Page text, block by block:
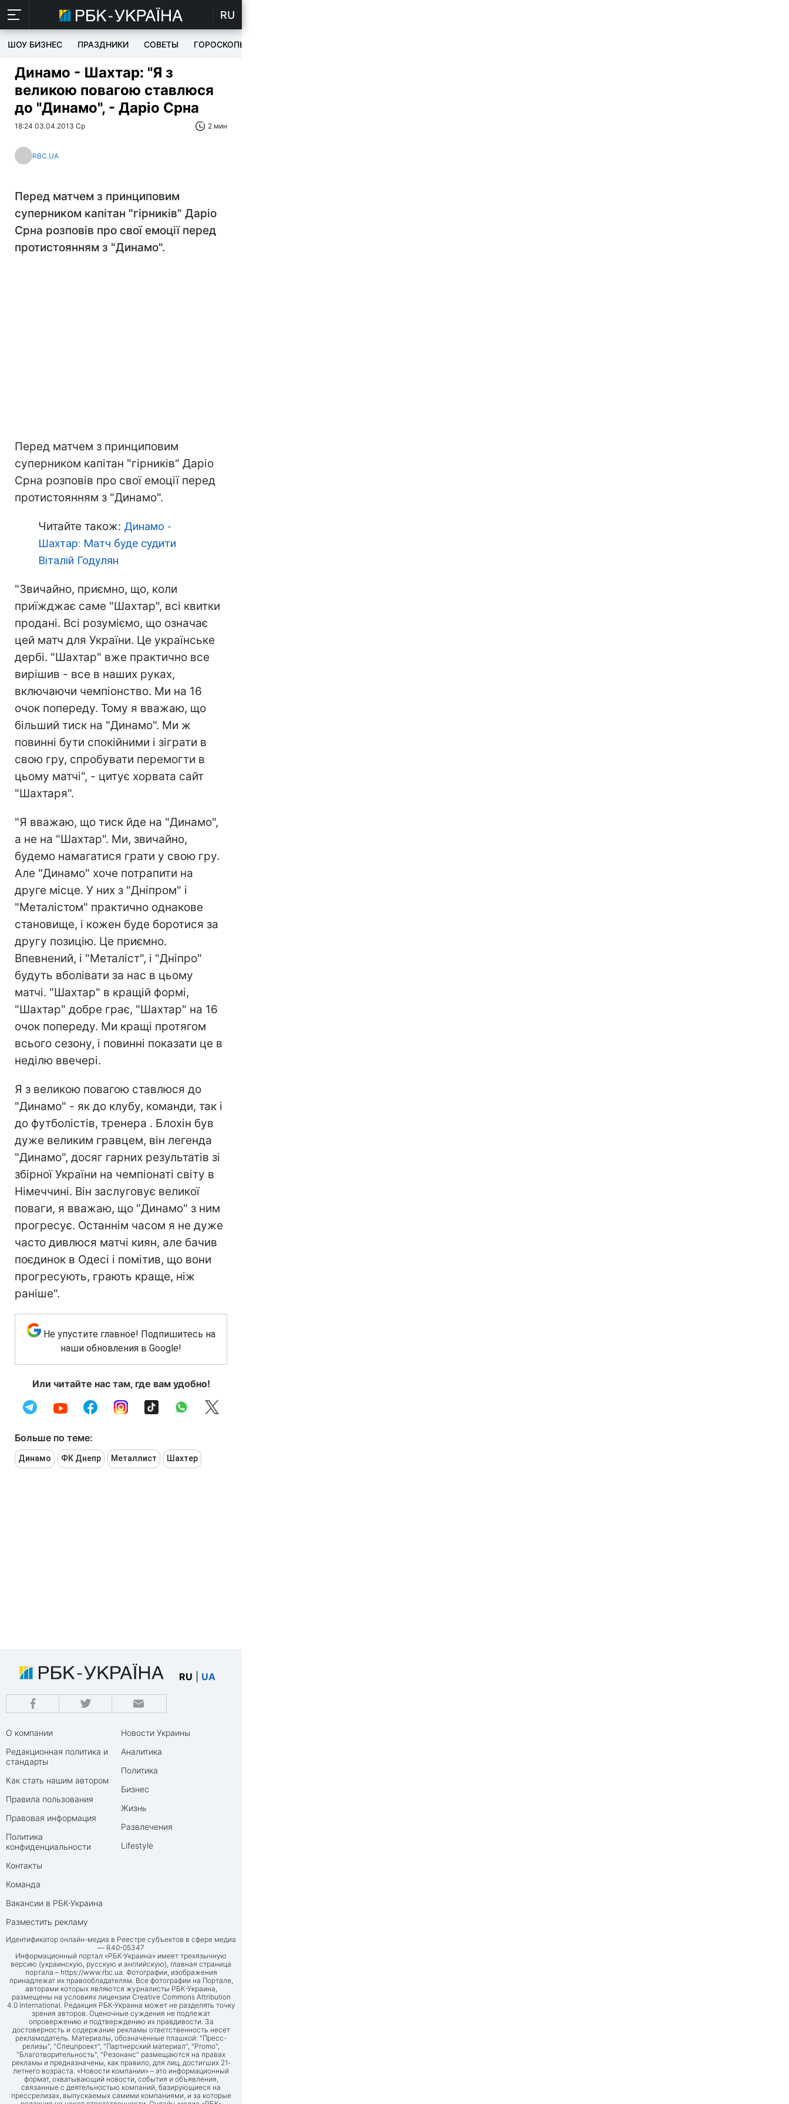
RU
ШОУ БИЗНЕС ПРАЗДНИКИ СОВЕТЫ ГОРОСКОПЫ
Динамо - Шахтар: "Я з
великою повагою ставлюся
до "Динамо", - Даріо Срна
18:24 03.04.2013 Ср 2 мин
RBC.UA
Перед матчем з принциповим
суперником капітан "гірників" Даріо
Срна розповів про свої емоції перед
протистоянням з "Динамо".
Перед матчем з принциповим
суперником капітан "гірників" Даріо
Срна розповів про свої емоції перед
протистоянням з "Динамо".
Читайте також: Динамо -
Шахтар: Матч буде судити
Віталій Годулян
"Звичайно, приємно, що, коли
приїжджає саме "Шахтар", всі квитки
продані. Всі розуміємо, що означає
цей матч для України. Це українське
дербі. "Шахтар" вже практично все
вирішив - все в наших руках,
включаючи чемпіонство. Ми на 16
очок попереду. Тому я вважаю, що
більший тиск на "Динамо". Ми ж
повинні бути спокійними і зіграти в
свою гру, спробувати перемогти в
цьому матчі", - цитує хорвата сайт
"Шахтаря".
"Я вважаю, що тиск йде на "Динамо",
а не на "Шахтар". Ми, звичайно,
будемо намагатися грати у свою гру.
Але "Динамо" хоче потрапити на
друге місце. У них з "Дніпром" і
"Металістом" практично однакове
становище, і кожен буде боротися за
другу позицію. Це приємно.
Впевнений, і "Металіст", і "Дніпро"
будуть вболівати за нас в цьому
матчі. "Шахтар" в кращій формі,
"Шахтар" добре грає, "Шахтар" на 16
очок попереду. Ми кращі протягом
всього сезону, і повинні показати це в
неділю ввечері.
Я з великою повагою ставлюся до
"Динамо" - як до клубу, команди, так і
до футболістів, тренера . Блохін був
дуже великим гравцем, він легенда
"Динамо", досяг гарних результатів зі
збірної України на чемпіонаті світу в
Німеччині. Він заслуговує великої
поваги, я вважаю, що "Динамо" з ним
прогресує. Останнім часом я не дуже
часто дивлюся матчі киян, але бачив
поєдинок в Одесі і помітив, що вони
прогресують, грають краще, ніж
раніше".
Не упустите главное! Подпишитесь на
наши обновления в Google!
Или читайте нас там, где вам удобно!
Больше по теме:
Динамо ФК Днепр Металлист Шахтер
RU UA
О компании
Редакционная политика и
стандарты
Как стать нашим автором
Правила пользования
Правовая информация
Политика
конфиденциальности
Контакты
Команда
Вакансии в РБК-Украина
Разместить рекламу
Новости Украины
Аналитика
Политика
Бизнес
Жизнь
Развлечения
Lifestyle
Идентификатор онлайн-медиа в Реестре субъектов в сфере медиа
— R40-05347
Информационный портал «РБК-Украина» имеет трехязычную
версию (украинскую, русскую и английскую), главная страница
портала – https://www.rbc.ua. Фотографии, изображения
принадлежат их правообладателям. Все фотографии на Портале,
авторами которых являются журналисты РБК-Украина,
размещены на условиях лицензии Creative Commons Attribution
4.0 International. Редакция РБК-Украина может не разделять точку
зрения авторов. Оценочные суждения не подлежат
опровержению и подтверждению их правдивости. За
достоверность и содержание рекламы ответственность несет
рекламодатель. Материалы, обозначенные плашкой: "Пресс-
релизы", "Спецпроект", "Партнерский материал", "Promo",
"Благотворительность", "Резонанс" размещаются на правах
рекламы и предназначены, как правило, для лиц, достигших 21-
летнего возраста. «Новости компании» – это информационный
формат, охватывающий новости, события и объявления,
связанные с деятельностью компаний, базирующиеся на
прессрелизах, выпускаемых самими компаниями, и за которые